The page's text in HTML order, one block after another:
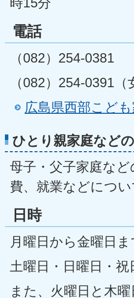
電話
（082）254-0381
（082）254-0391
広島県西部こど
ひとり親家庭など
母子・父子家庭な
費、就業などにつ
日時
月曜日から金曜日
土曜日・日曜日・
また、火曜日と木